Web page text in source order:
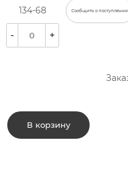
134-68 Сообщить о поступлении
- +
В корзину